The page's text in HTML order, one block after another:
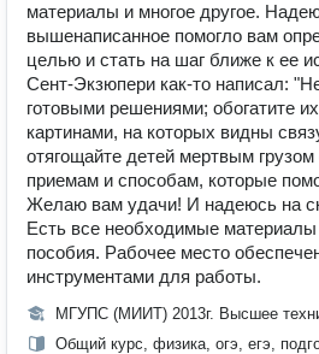
материалы и многое другое.
вышенаписанное помогло вам
целью и стать на шаг ближе к ее
Сент-Экзюпери как-то написал:
готовыми решениями; обогатите
картинами, на которых видны
отягощайте детей мертвым
приемам и способам, которые
Желаю вам удачи! И надеюсь на
Есть все необходимые
пособия. Рабочее место
инструментами для работы.
МГУПС (МИИТ) 2013г. Высшее
Общий курс, физика, огэ, егэ,